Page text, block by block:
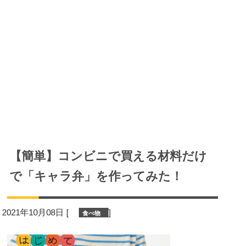
【簡単】コンビニで買える材料だけ
で「キャラ弁」を作ってみた！
2021年10月08日 [ 食べ物 ]